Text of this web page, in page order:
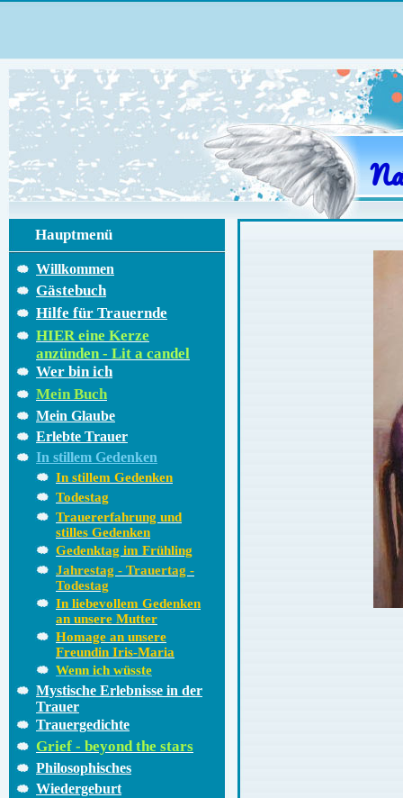
Hauptmenü
Willkommen
Gästebuch
Hilfe für Trauernde
HIER eine Kerze
anzünden - Lit a candel
Wer bin ich
Mein Buch
Mein Glaube
Erlebte Trauer
In stillem Gedenken
In stillem Gedenken
Todestag
Trauererfahrung und
stilles Gedenken
Gedenktag im Frühling
Jahrestag - Trauertag -
Todestag
In liebevollem Gedenken
an unsere Mutter
Homage an unsere
Freundin Iris-Maria
Wenn ich wüsste
Mystische Erlebnisse in der
Trauer
Trauergedichte
Grief - beyond the stars
Philosophisches
Wiedergeburt